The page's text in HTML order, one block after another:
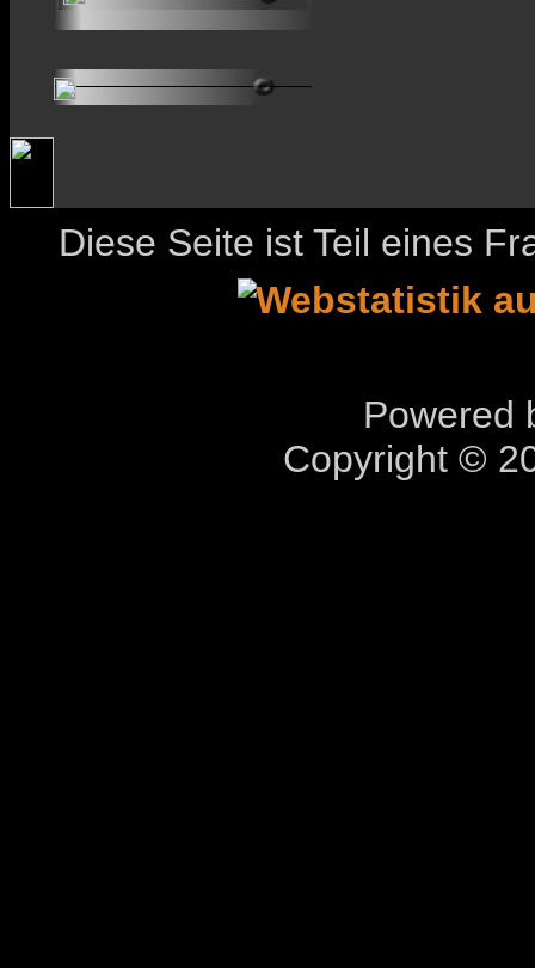
Diese Seite ist Teil eines
Powered
Copyright ©